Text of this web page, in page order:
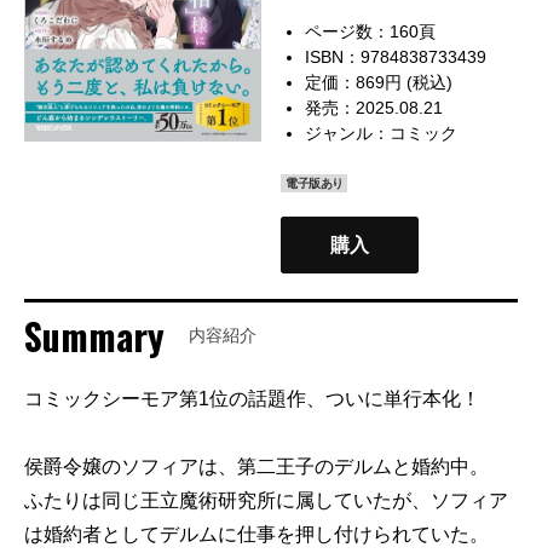
ページ数：160頁
ISBN：9784838733439
定価：869円 (税込)
発売：2025.08.21
ジャンル： コミック
電子版あり
購入
Summary 内容紹介
コミックシーモア第1位の話題作、ついに単行本化！
侯爵令嬢のソフィアは、第二王子のデルムと婚約中。
ふたりは同じ王立魔術研究所に属していたが、ソフィア
は婚約者としてデルムに仕事を押し付けられていた。